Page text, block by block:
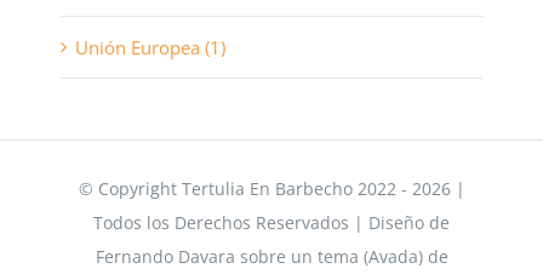
Unión Europea (1)
© Copyright Tertulia En Barbecho 2022 - 2026 |
Todos los Derechos Reservados | Diseño de
Fernando Davara sobre un tema (Avada) de